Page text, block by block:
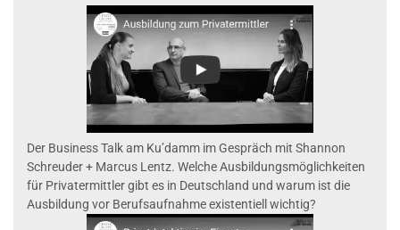
Der Business Talk am Ku’damm im Gespräch mit Shannon
Schreuder + Marcus Lentz. Welche Ausbildungsmöglichkeiten
für Privatermittler gibt es in Deutschland und warum ist die
Ausbildung vor Berufsaufnahme existentiell wichtig?